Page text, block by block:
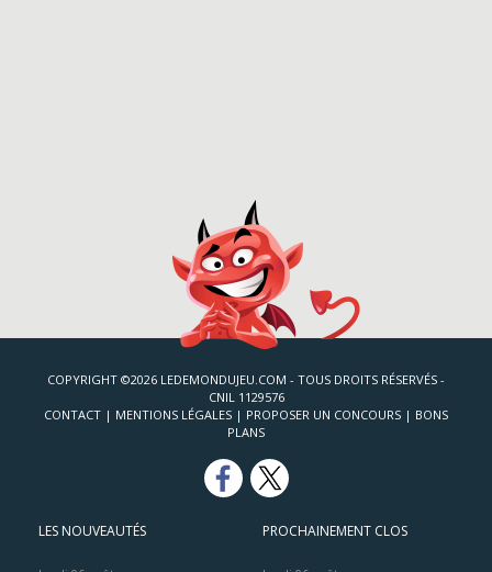
COPYRIGHT ©2026 LEDEMONDUJEU.COM - TOUS DROITS RÉSERVÉS -
CNIL 1129576
CONTACT | MENTIONS LÉGALES | PROPOSER UN CONCOURS | BONS
PLANS
LES NOUVEAUTÉS PROCHAINEMENT CLOS